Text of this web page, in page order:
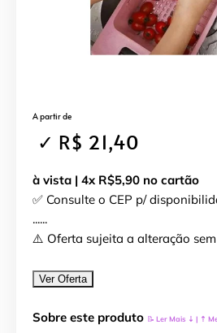
A partir de
✓ R$ 21,40
à vista | 4x R$5,90 no cartão
✅ Consulte o CEP p/
......
⚠️ Oferta sujeita a alteração
Ver Oferta
Sobre este produto 📝 Ler Mais ⇣ | ⇡